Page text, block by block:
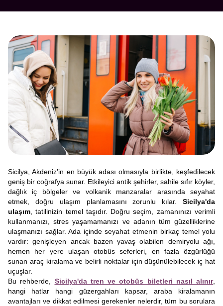
Sicilya, Akdeniz'in en büyük adası olmasıyla birlikte, keşfedilecek
geniş bir coğrafya sunar. Etkileyici antik şehirler, sahile sıfır köyler,
dağlık iç bölgeler ve volkanik manzaralar arasında seyahat
etmek, doğru ulaşım planlamasını zorunlu kılar. Sicilya'da
ulaşım , tatilinizin temel taşıdır. Doğru seçim, zamanınızı verimli
kullanmanızı, stres yaşamamanızı ve adanın tüm güzelliklerine
ulaşmanızı sağlar. Ada içinde seyahat etmenin birkaç temel yolu
vardır: genişleyen ancak bazen yavaş olabilen demiryolu ağı,
hemen her yere ulaşan otobüs seferleri, en fazla özgürlüğü
sunan araç kiralama ve belirli noktalar için düşünülebilecek iç hat
uçuşlar.
Bu rehberde, Sicilya'da tren ve otobüs biletleri nasıl alınır,
hangi hatlar hangi güzergahları kapsar, araba kiralamanın
avantajları ve dikkat edilmesi gerekenler nelerdir, tüm bu sorulara